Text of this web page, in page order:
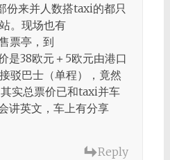
份来并人数搭taxi的都只
。现场也有
票亭，到
是38欧元＋5欧元由港口
驳巴士（单程），竟然
实总票价已和taxi并车
讲英文，车上有分享
Reply